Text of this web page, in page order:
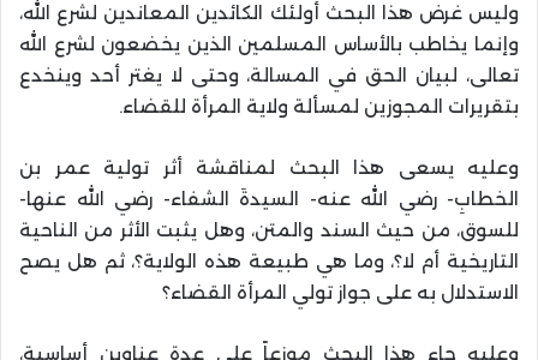
وليس غرض هذا البحث أولئك الكائدين المعاندين لشرع الله،
وإنما يخاطب بالأساس المسلمين الذين يخضعون لشرع الله
تعالى، لبيان الحق في المسالة، وحتى لا يغتر أحد وينخدع
بتقريرات المجوزين لمسألة ولاية المرأة للقضاء.
وعليه يسعى هذا البحث لمناقشة أثر تولية عمر بن
الخطابِ- رضي الله عنه- السيدةَ الشفاء- رضي الله عنها-
للسوق، من حيث السند والمتن، وهل يثبت الأثر من الناحية
التاريخية أم لا؟، وما هي طبيعة هذه الولاية؟، ثم هل يصح
الاستدلال به على جواز تولي المرأة القضاء؟
وعليه جاء هذا البحث موزعاً على عدة عناوين أساسية،